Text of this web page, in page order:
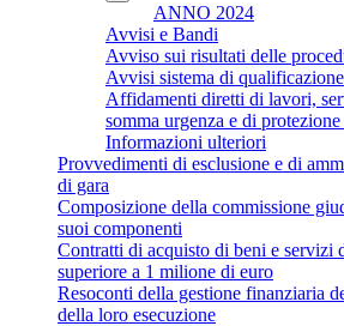
ANNO 2024
Avvisi e Bandi
Avviso sui risultati delle
Avvisi sistema di qualificazione
Affidamenti diretti di lavori,
somma urgenza e di
Informazioni ulteriori
Provvedimenti di esclusione e di
di gara
Composizione della commissione
suoi componenti
Contratti di acquisto di beni e servizi
superiore a 1 milione di euro
Resoconti della gestione finanziaria
della loro esecuzione